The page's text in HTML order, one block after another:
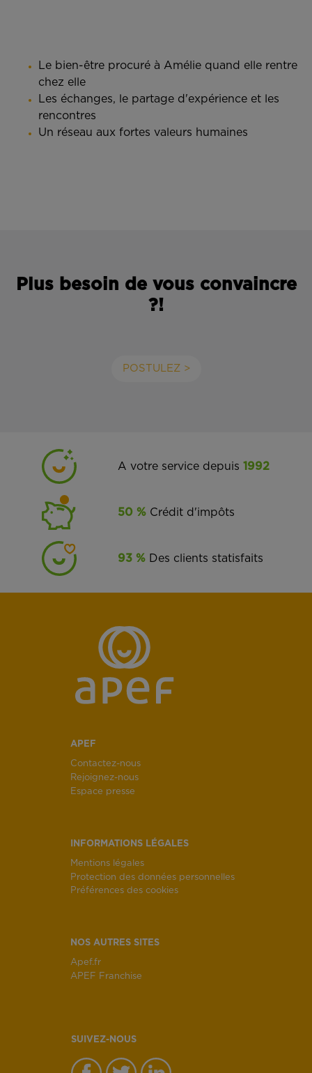
Le bien-être procuré à Amélie quand elle rentre
chez elle
Les échanges, le partage d'expérience et les
rencontres
Un réseau aux fortes valeurs humaines
Plus besoin de vous convaincre
?!
POSTULEZ >
A votre service depuis1992
50 % Crédit d'impôts
93 % Des clients statisfaits
APEF
Contactez-nous
Rejoignez-nous
Espace presse
INFORMATIONS LÉGALES
Mentions légales
Protection des données personnelles
Préférences des cookies
NOS AUTRES SITES
Apef.fr
APEF Franchise
SUIVEZ-NOUS